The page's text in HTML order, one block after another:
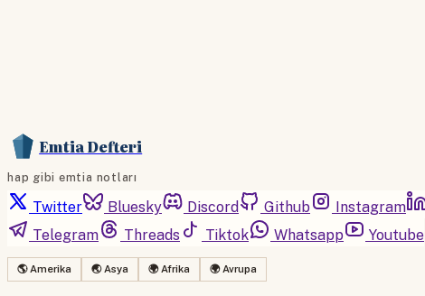
Emtia Defteri
hap gibi emtia notları
Twitter Bluesky Discord Github Instagram
Telegram
Threads Tiktok Whatsapp Youtube
🌎 Amerika 🌏 Asya 🌍 Afrika 🌍 Avrupa